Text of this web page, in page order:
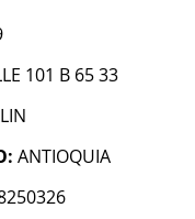
101 B 65 33
ANTIOQUIA